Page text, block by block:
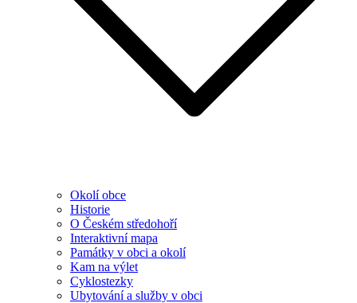
Okolí obce
Historie
O Českém středohoří
Interaktivní mapa
Památky v obci a okolí
Kam na výlet
Cyklostezky
Ubytování a služby v obci